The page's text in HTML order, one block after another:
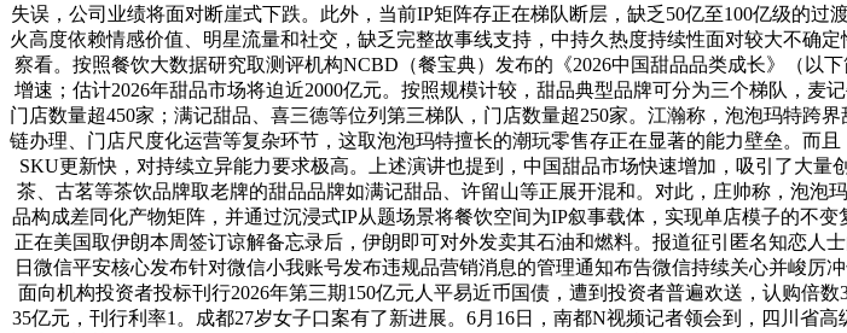
失误，公司业绩将面对断崖式下跌。此外，当前IP矩阵存正在梯队断层，缺乏50亿至100亿级的
火高度依赖情感价值、明星流量和社交，缺乏完整故事线支持，中持久热度持续性面对较大不确
察看。按照餐饮大数据研究取测评机构NCBD（餐宝典）发布的《2026中国甜品品类成长》（以
增速；估计2026年甜品市场将迫近2000亿元。按照规模计较，甜品典型品牌可分为三个梯队，
门店数量超450家；满记甜品、喜三德等位列第三梯队，门店数量超250家。江瀚称，泡泡玛特
链办理、门店尺度化运营等复杂环节，这取泡泡玛特擅长的潮玩零售存正在显著的能力壁垒。而
SKU更新快，对持续立异能力要求极高。上述演讲也提到，中国甜品市场快速增加，吸引了大
茶、古茗等茶饮品牌取老牌的甜品品牌如满记甜品、许留山等正展开混和。对此，庄帅称，泡
品构成差同化产物矩阵，并通过沉浸式IP从题场景将餐饮空间为IP叙事载体，实现单店模子的不
正在美国取伊朗本周签订谅解备忘录后，伊朗即可对外发卖其石油和燃料。报道征引匿名知恋
日微信平安核心发布针对微信小我账号发布违规品营销消息的管理通知布告微信持续关心并峻厉
面向机构投资者投标刊行2026年第三期150亿元人平易近币国债，遭到投资者普遍欢送，认购倍
35亿元，刊行利率1。成都27岁女子口案有了新进展。6月16日，南都N视频记者领会到，四川省